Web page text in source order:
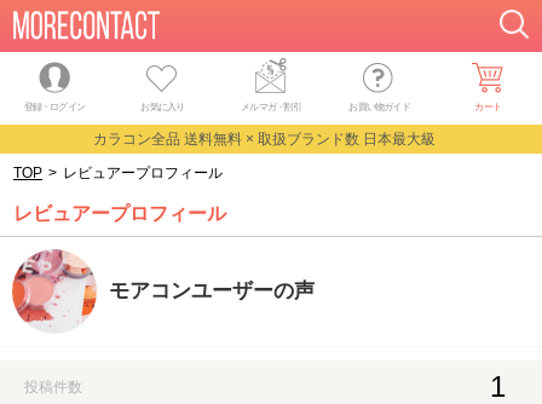
登録・ログイン お気に入り メルマガ・割引 お買い物ガイド カート
カラコン全品 送料無料 × 取扱ブランド数 日本最大級
TOP > レビュアープロフィール
レビュアープロフィール
モアコンユーザーの声
投稿件数 1